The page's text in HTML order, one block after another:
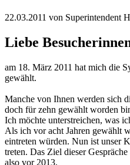
22.03.2011 von Superintendent
Liebe
am 18. März 2011 hat mich die
gewählt.
Manche von Ihnen werden sich
doch für zehn gewählt worden
Ich möchte unterstreichen, was
Als ich vor acht Jahren gewählt
eintreten würden. Nun ist unser
treten. Das Ziel dieser
also vor 2013.